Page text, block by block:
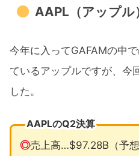
AAPL（アップル
今年に入ってGAFAMの中
ているアップルですが、今
した。
AAPLのQ2決算
◎売上高…$97.28B（予想